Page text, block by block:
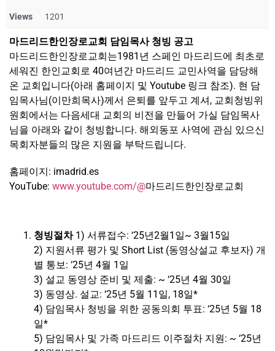
Views 1201
마드리드한인장로교회 담임목사 청빙 공고
마드리드한인장로교회는1981년 스페인 마드리드에 최초로
세워진 한인교회로 40여년간 마드리드 교민사역을 담당해
온 교회입니다(아래 홈페이지 및 Youtube 링크 참조). 현 담
임목사님(이만희목사)께서 은퇴를 앞두고 계셔, 교회청빙위
원회에서는 다음세대 교회의 비전을 만들어 가실 담임목사
님을 아래와 같이 청빙합니다. 해외동포 사역에 관심 있으신
목회자분들의 많은 지원을 부탁드립니다.
홈페이지: imadrid.es
YouTube: www.youtube.com/@마드리드한인장로교회
청빙절차1) 서류접수: ‘25년2월1일~ 3월15일
2) 지원서류 평가 및 Short List (동영상설교 후보자) 개
별 통보: ‘25년 4월 1일
3) 설교 동영상 준비 및 제출: ~ ‘25년 4월 30일
3) 동영상. 설교: ‘25년 5월 11일, 18일*
4) 담임목사 청빙을 위한 공동의회 투표: ‘25년 5월 18
일*
5) 담임목사 및 가족 마드리드 이주절차 지원: ~ ‘25년